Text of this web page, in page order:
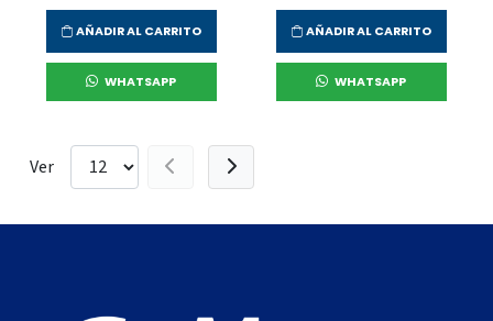
AÑADIR AL CARRITO
WHATSAPP
AÑADIR AL CARRITO
WHATSAPP
Ver